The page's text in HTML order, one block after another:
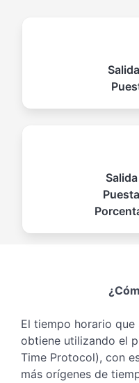
El tiempo horario
obtiene utilizando el
Time Protocol), con
más orígenes de